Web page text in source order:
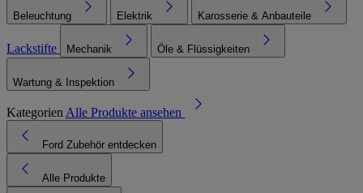
Beleuchtung Elektrik Karosserie & Anbauteile
Lackstifte Mechanik Öle & Flüssigkeiten
Wartung & Inspektion
Kategorien Alle Produkte ansehen
Ford Zubehör entdecken
Alle Produkte